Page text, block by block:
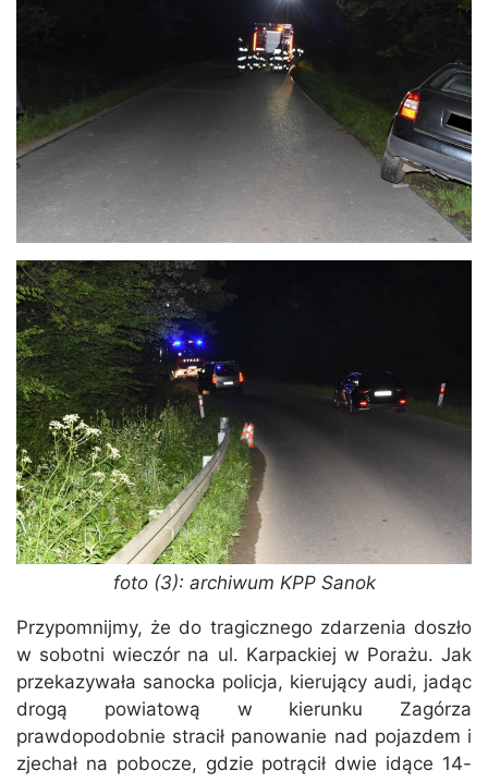
foto (3): archiwum KPP Sanok
Przypomnijmy, że do tragicznego zdarzenia doszło
w sobotni wieczór na ul. Karpackiej w Porażu. Jak
przekazywała sanocka policja, kierujący audi, jadąc
drogą powiatową w kierunku Zagórza
prawdopodobnie stracił panowanie nad pojazdem i
zjechał na pobocze, gdzie potrącił dwie idące 14-